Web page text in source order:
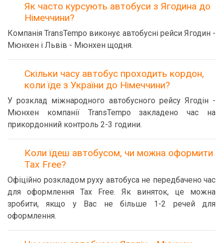
Як часто курсують автобуси з Ягодина до
Німеччини?
Компанія TransTempo виконує автобусні рейси Ягодин -
Мюнхен і Львів - Мюнхен щодня.
Скільки часу автобус проходить кордон,
коли їде з України до Німеччини?
У розклад міжнародного автобусного рейсу Ягодін -
Мюнхен компанії TransTempo закладено час на
прикордонний контроль 2-3 години.
Коли їдеш автобусом, чи можна оформити
Tax Free?
Офіційно розкладом руху автобуса не передбачено час
для оформлення Tax Free. Як виняток, це можна
зробити, якщо у Вас не більше 1-2 речей для
оформлення.